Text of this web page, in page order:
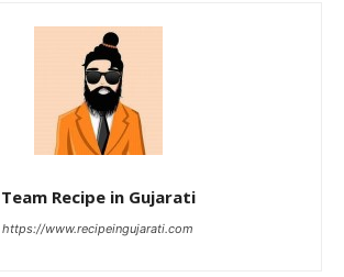
Team Recipe in Gujarati
https://www.recipeingujarati.com